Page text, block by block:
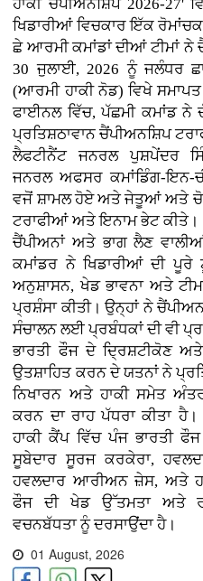
ਹਾਕੀ ਚੈਂਪੀਅਨਸ਼ਿਪ 2026-27'
ਖਿਡਾਰੀਆਂ ਵਿਚਕਾਰ ਇੱਕ
ਛੇ ਆਰਮੀ ਕਮਾਂਡਾਂ ਦੀਆਂ ਟੀਮਾਂ ਨੇ
30 ਜੁਲਾਈ, 2026 ਨੂੰ ਜਲੰਧਰ
(ਆਰਮੀ ਹਾਕੀ ਨੋਡ) ਵਿਖੇ
ਫਾਈਨਲ ਵਿੱਚ, ਪੱਛਮੀ ਕਮਾਂਡ ਨੇ
ਪ੍ਰਤਿਸ਼ਠਾਵਾਨ ਚੈਂਪੀਅਨਸ਼ਿਪ
ਲੈਫਟੀਨੈਂਟ ਜਨਰਲ ਪੁਸ਼ਪੇਂਦਰ
ਜਨਰਲ ਅਫਸਰ ਕਮਾਂਡਿੰਗ-ਇਨ-
ਵਜੋਂ ਸ਼ਾਮਲ ਹੋਏ ਅਤੇ ਜੇਤੂਆਂ ਅਤੇ
ਟਰਾਫੀਆਂ ਅਤੇ ਇਨਾਮ ਭੇਟ ਕੀਤੇ।
ਚੈਂਪੀਅਨਾਂ ਅਤੇ ਭਾਗ ਲੈਣ
ਕਮਾਂਡਰ ਨੇ ਖਿਡਾਰੀਆਂ ਦੀ ਪੂਰੇ
ਅਨੁਸ਼ਾਸਨ, ਖੇਡ ਭਾਵਨਾ ਅਤੇ
ਪ੍ਰਸ਼ੰਸਾ ਕੀਤੀ। ਉਨ੍ਹਾਂ ਨੇ
ਸੰਚਾਲਨ ਲਈ ਪ੍ਰਬੰਧਕਾਂ ਦੀ ਵੀ
ਭਾਰਤੀ ਫੌਜ ਦੇ ਦ੍ਰਿਸ਼ਟੀਕੋਣ
ਉਤਸ਼ਾਹਿਤ ਕਰਨ ਦੇ ਯਤਨਾਂ ਨੇ
ਨਿਖਾਰਨ ਅਤੇ ਹਾਕੀ ਸਮੇਤ
ਕਰਨ ਦਾ ਰਾਹ ਪੱਧਰਾ ਕੀਤਾ ਹੈ।
ਹਾਕੀ ਕੈਂਪ ਵਿੱਚ ਪੰਜ ਭਾਰਤੀ
ਸੂਬੇਦਾਰ ਸੂਰਜ ਕਰਕੇਰਾ,
ਹਵਲਦਾਰ ਆਰੀਅਨ ਜ਼ੇਸ, ਅਤੇ
ਫੌਜ ਦੀ ਖੇਡ ਉੱਤਮਤਾ ਅਤੇ
ਵਚਨਬੱਧਤਾ ਨੂੰ ਦਰਸਾਉਂਦਾ ਹੈ।
01 August, 2026